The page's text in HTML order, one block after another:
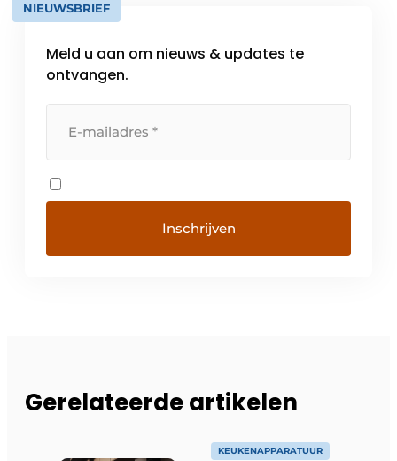
NIEUWSBRIEF
Meld u aan om nieuws & updates te
ontvangen.
Gerelateerde artikelen
KEUKENAPPARATUUR